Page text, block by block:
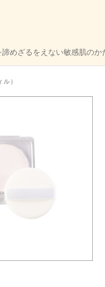
めざるをえない敏感肌のか
）